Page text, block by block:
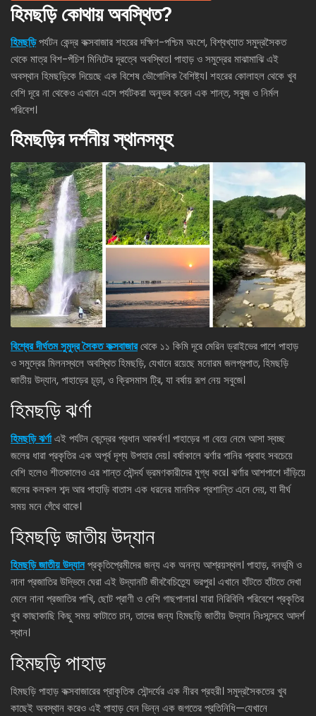
হিমছড়ি কোথায় অবস্থিত?
হিমছড়িপর্যটন কেন্দ্র কক্সবাজার শহরের দক্ষিণ-পশ্চিম অংশে, বিশ্বখ্যাত সমুদ্রসৈকত
থেকে মাত্র বিশ-পঁচিশ মিনিটের দূরত্বে অবস্থিত। পাহাড় ও সমুদ্রের মাঝামাঝি এই
অবস্থান হিমছড়িকে দিয়েছে এক বিশেষ ভৌগোলিক বৈশিষ্ট্য। শহরের কোলাহল থেকে খুব
বেশি দূরে না থেকেও এখানে এসে পর্যটকরা অনুভব করেন এক শান্ত, সবুজ ও নির্মল
পরিবেশ।
হিমছড়ির দর্শনীয় স্থানসমূহ
বিশ্বের দীর্ঘতম সুমুদ্র সৈকত কক্সবাজারথেকে ১১ কিমি দূরে মেরিন ড্রাইভের পাশে পাহাড়
ও সমুদ্রের মিলনস্থলে অবস্থিত হিমছড়ি, যেখানে রয়েছে মনোরম জলপ্রপাত, হিমছড়ি
জাতীয় উদ্যান, পাহাড়ের চূড়া, ও ক্রিসমাস ট্রি, যা বর্ষায় রূপ নেয় সবুজে।
হিমছড়ি ঝর্ণা
হিমছড়ি ঝর্ণাএই পর্যটন কেন্দ্রের প্রধান আকর্ষণ। পাহাড়ের গা বেয়ে নেমে আসা স্বচ্ছ
জলের ধারা প্রকৃতির এক অপূর্ব দৃশ্য উপহার দেয়। বর্ষাকালে ঝর্ণার পানির প্রবাহ সবচেয়ে
বেশি হলেও শীতকালেও এর শান্ত সৌন্দর্য ভ্রমণকারীদের মুগ্ধ করে। ঝর্ণার আশপাশে দাঁড়িয়ে
জলের কলকল শব্দ আর পাহাড়ি বাতাস এক ধরনের মানসিক প্রশান্তি এনে দেয়, যা দীর্ঘ
সময় মনে গেঁথে থাকে।
হিমছড়ি জাতীয় উদ্যান
হিমছড়ি জাতীয় উদ্যানপ্রকৃতিপ্রেমীদের জন্য এক অনন্য আশ্রয়স্থল। পাহাড়, বনভূমি ও
নানা প্রজাতির উদ্ভিদে ঘেরা এই উদ্যানটি জীববৈচিত্র্যে ভরপুর। এখানে হাঁটতে হাঁটতে দেখা
মেলে নানা প্রজাতির পাখি, ছোট প্রাণী ও দেশি গাছপালার। যারা নিরিবিলি পরিবেশে প্রকৃতির
খুব কাছাকাছি কিছু সময় কাটাতে চান, তাদের জন্য হিমছড়ি জাতীয় উদ্যান নিঃসন্দেহে আদর্শ
স্থান।
হিমছড়ি পাহাড়
হিমছড়ি পাহাড় কক্সবাজারের প্রাকৃতিক সৌন্দর্যের এক নীরব প্রহরী। সমুদ্রসৈকতের খুব
কাছেই অবস্থান করেও এই পাহাড় যেন ভিন্ন এক জগতের প্রতিনিধি—যেখানে